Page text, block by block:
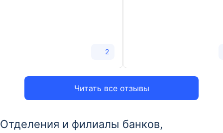
Читать все отзывы
2
Отделения и филиалы банков,